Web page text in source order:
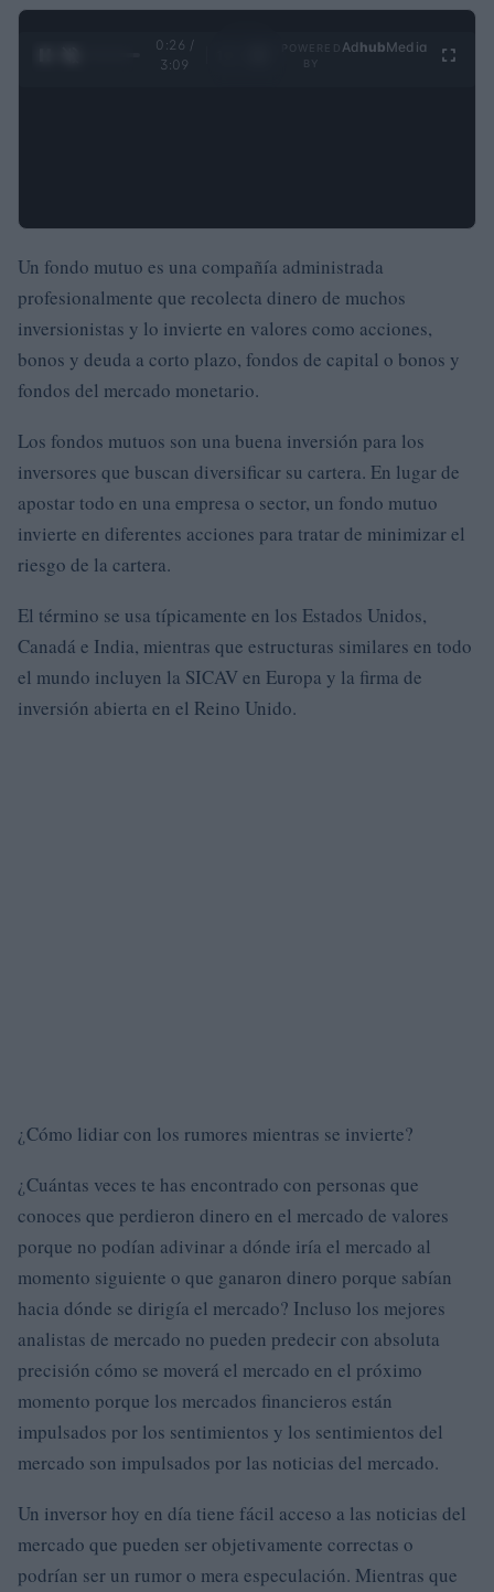
0:27 /
3:09
Ad hubMedia
Un fondo mutuo es una compañía administrada
profesionalmente que recolecta dinero de muchos
inversionistas y lo invierte en valores como acciones,
bonos y deuda a corto plazo, fondos de capital o bonos y
fondos del mercado monetario.
Los fondos mutuos son una buena inversión para los
inversores que buscan diversificar su cartera. En lugar de
apostar todo en una empresa o sector, un fondo mutuo
invierte en diferentes acciones para tratar de minimizar el
riesgo de la cartera.
El término se usa típicamente en los Estados Unidos,
Canadá e India, mientras que estructuras similares en todo
el mundo incluyen la SICAV en Europa y la firma de
inversión abierta en el Reino Unido.
¿Cómo lidiar con los rumores mientras se invierte?
¿Cuántas veces te has encontrado con personas que
conoces que perdieron dinero en el mercado de valores
porque no podían adivinar a dónde iría el mercado al
momento siguiente o que ganaron dinero porque sabían
hacia dónde se dirigía el mercado? Incluso los mejores
analistas de mercado no pueden predecir con absoluta
precisión cómo se moverá el mercado en el próximo
momento porque los mercados financieros están
impulsados por los sentimientos y los sentimientos del
mercado son impulsados por las noticias del mercado.
Un inversor hoy en día tiene fácil acceso a las noticias del
mercado que pueden ser objetivamente correctas o
podrían ser un rumor o mera especulación. Mientras que